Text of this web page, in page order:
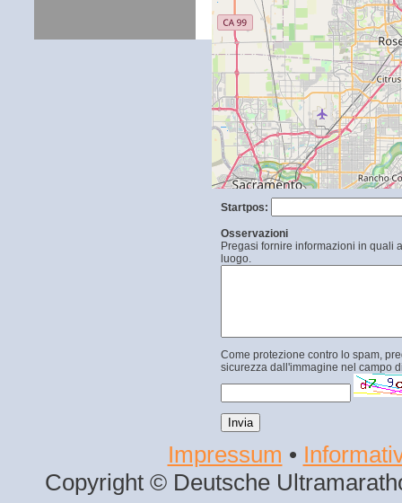
Startpos:
Osservazioni
Pregasi fornire informazioni in quali
luogo.
Come protezione contro lo spam,
sicurezza dall'immagine nel campo
Impressum •
Copyright © Deutsche